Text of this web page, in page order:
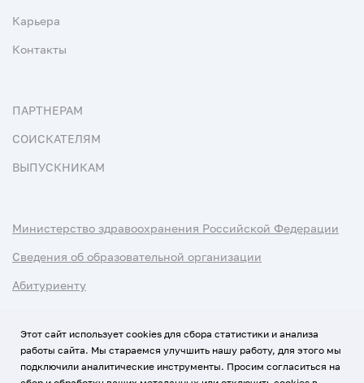
Карьера
Контакты
ПАРТНЕРАМ
СОИСКАТЕЛЯМ
ВЫПУСКНИКАМ
Министерство здравоохранения Российской Федерации
Сведения об образовательной организации
Абитуриенту
Этот сайт использует cookies для сбора статистики и анализа
работы сайта. Мы стараемся улучшить нашу работу, для этого мы
подключили аналитические инструменты. Просим согласиться на